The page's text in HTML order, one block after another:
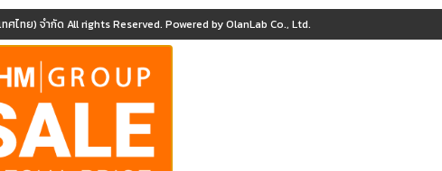
ศไทย) จำกัด All rights Reserved. Powered byOlanLab Co., Ltd.